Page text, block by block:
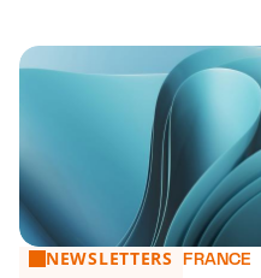
Prise en compte des
NEWSLETTERS FRANCE